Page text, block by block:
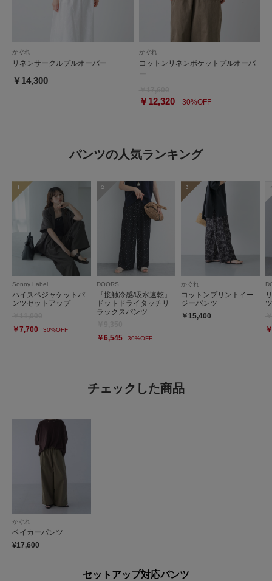
かぐれ
リネンサークルプルオーバー
￥14,300
かぐれ
コットンリネンポケットプルオーバ
ー
￥12,32030%OFF
パンツの人気ランキング
1
Sonny Label
ハイスペジャケットパ
ンツセットアップ
￥7,700
30%OFF
2
DOORS
『接触冷感/吸水速乾』
ドットドライタッチリ
ラックスパンツ
￥6,545
30%OFF
3
かぐれ
コットンプリントイー
ジーパンツ
￥15,400
ツ
チェックした商品
かぐれ
ベイカーパンツ
¥17,600
セットアップ対応パンツ